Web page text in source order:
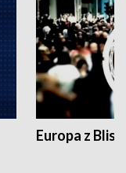
Europa z